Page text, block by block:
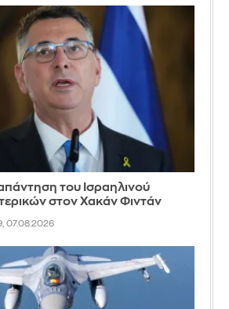
του Ισραηλινού
στον Χακάν Φιντάν
07.08.2026